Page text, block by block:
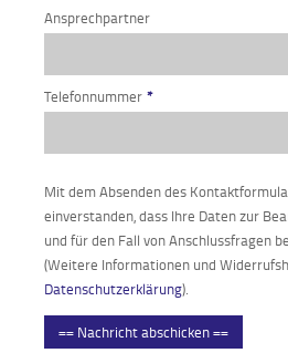
Ansprechpartner
Telefonnummer *
Mit dem Absenden des
einverstanden, dass Ihre Daten zur
und für den Fall von Anschlussfragen
(Weitere Informationen und
Datenschutzerklärung).
== Nachricht abschicken ==